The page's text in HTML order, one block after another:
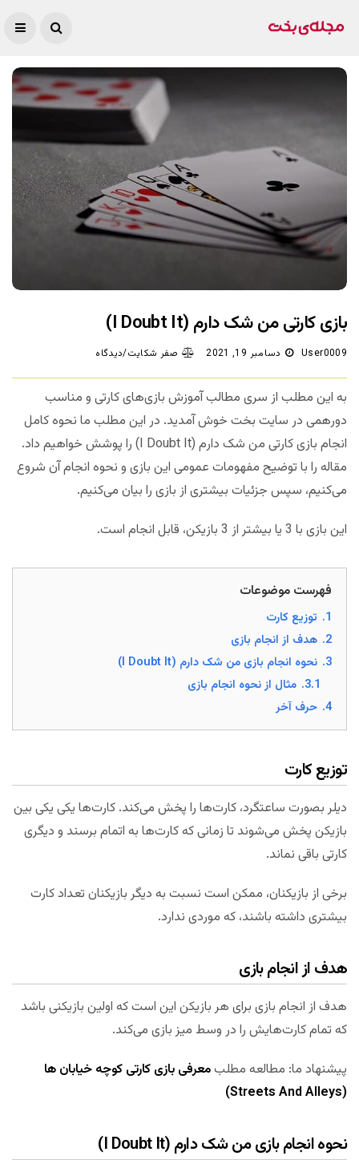
بازی کارتی من شک دارم (I Doubt It)
User0009 دسامبر 19, 2021 صفر شکایت/دیدگاه
به این مطلب از سری مطالب آموزش بازی‌های کارتی و مناسب
دورهمی در سایت بخت خوش آمدید. در این مطلب ما نحوه کامل
انجام بازی کارتی من شک دارم (I Doubt It) را پوشش خواهیم داد.
مقاله را با توضیح مفهومات عمومی این بازی و نحوه انجام آن شروع
می‌کنیم، سپس جزئیات بیشتری از بازی را بیان می‌کنیم.
این بازی با 3 یا بیشتر از 3 بازیکن، قابل انجام است.
فهرست موضوعات
1. توزیع کارت
2. هدف از انجام بازی
3. نحوه انجام بازی من شک دارم (I Doubt It)
3.1. مثال از نحوه انجام بازی
4. حرف آخر
توزیع کارت
دیلر بصورت ساعتگرد، کارت‌ها را پخش می‌کند. کارت‌ها یکی یکی بین
بازیکن پخش می‌شوند تا زمانی که کارت‌ها به اتمام برسند و دیگری
کارتی باقی نماند.
برخی از بازیکنان، ممکن است نسبت به دیگر بازیکنان تعداد کارت
بیشتری داشته باشند، که موردی ندارد.
هدف از انجام بازی
هدف از انجام بازی برای هر بازیکن این است که اولین بازیکنی باشد
که تمام کارت‌هایش را در وسط میز بازی می‌کند.
پیشنهاد ما: مطالعه مطلبمعرفی بازی کارتی کوچه خیابان ها
(Streets And Alleys)
نحوه انجام بازی من شک دارم (I Doubt It)